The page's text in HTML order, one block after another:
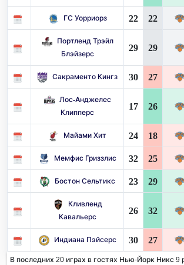
ГС Уорриорз 22 22
Портленд Трэйл
Блэйзерс
29 29
Сакраменто Кингз 30 27
Лос-Анджелес
Клипперс
17 26
Майами Хит 24 18
Мемфис Гриззлис 32 25
Бостон Сельтикс 23 29
Кливленд
Кавальерс
26 32
Индиана Пэйсерс 30 27
В последних 20 играх в гостях Нью-Йорк Никс 9